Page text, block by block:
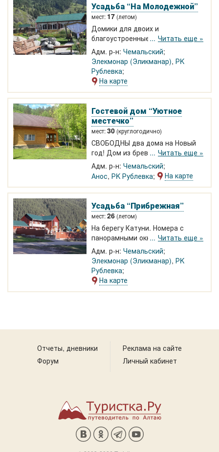
Усадьба “На Молодежной”
мест: 17 (летом)
Домики для двоих и
благоустроенные комнаты дома в
Элекмонаре у горы. В домах
кухня, душ, туалет. Большая
территория. Место для костра.
Теплое озеро Рублевка с
аттракционами в 2 км, аквапарк,
музей Палеопарк. 1000-1500 р.
Читать еще »
Адм. р-н: Чемальский
Элекмонар (Эликманар), РK
Рублевка
На карте
Гостевой дом “Уютное
местечко”
мест:30 (круглогодично)
СВОБОДНЫ два дома на Новый
год! Дом из бревна кедра в селе
Анос у горы круглый год
уединенно. Благоустроенный с
кухней. Терраса-беседка
открытая 14 м2. Терраса и
площадка для пикника. Большой
двор с парковкой для
автомобилей. Рядом Чемал,
озеро Рублевка, два аквапарка
(летний и зимний).
Круглогодично.
Читать еще »
Адм. р-н: Чемальский
Анос, РK Рублевка На карте
Усадьба “Прибрежная”
мест:26 (летом)
На берегу Катуни. Номера с
панорамными окнами. 2400 руб/3-
х местный номер. Кухня, баня,
детская площадка. В пешей
доступности расположены РК
"Рублевка",
достопримечательность Зубы
Читать еще »
Адм. р-н: Чемальский
Элекмонар (Эликманар), РK
Рублевка
На карте
Отчеты, дневники
Форум
Реклама на сайте
Личный кабинет